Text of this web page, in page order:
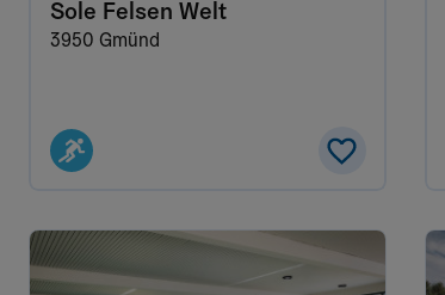
Sole Felsen Welt
3950 Gmünd